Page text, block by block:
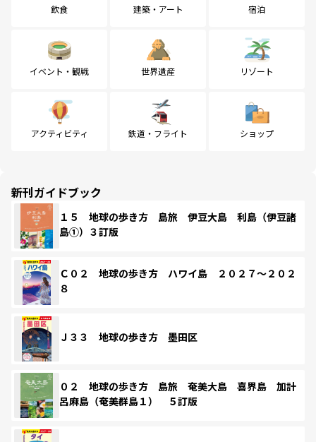
飲食 建築・アート 宿泊
イベント・観戦 世界遺産 リゾート
アクティビティ 鉄道・フライト ショップ
新刊ガイドブック
１５ 地球の歩き方 島旅 伊豆大島 利島（伊豆諸
島①）３訂版
Ｃ０２ 地球の歩き方 ハワイ島 ２０２７～２０２
８
Ｊ３３ 地球の歩き方 墨田区
０２ 地球の歩き方 島旅 奄美大島 喜界島 加計
呂麻島（奄美群島１） ５訂版